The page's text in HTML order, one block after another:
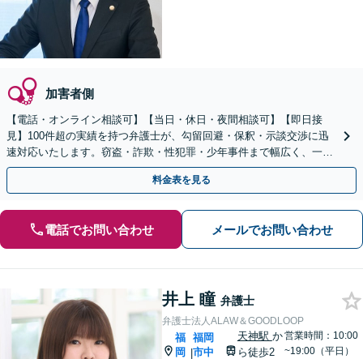
加害者側
【電話・オンライン相談可】【当日・休日・夜間相談可】【即日接
見】100件超の実績を持つ弁護士が、勾留回避・保釈・示談交渉に迅
速対応いたします。窃盗・詐欺・性犯罪・少年事件まで幅広く、一貫
担当によるブレのない弁護活動で、一刻も早い身柄解放を。
料金表を見る
電話でお問い合わせ メールでお問い合わせ
井上 瞳 弁護士
弁護士法人ALAW＆GOODLOOP
福
岡 |
福岡
市中
天神駅 か
ら徒歩2
営業時間：10:00
~19:00（平日）